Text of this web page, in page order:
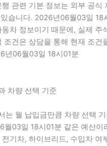
관련 기본 정보는 외부 공식
습니다. 2026년06월03일 18
차 정보이기 때문에, 실제 주
조건은 상담을 통해 현재 조건
년06월03일 18시01분
차량 선택 기준
는 월 납입금만큼 차량 선택
월03일 18시01분 같은 예산이
기차, 하이브리드, 수입차 여